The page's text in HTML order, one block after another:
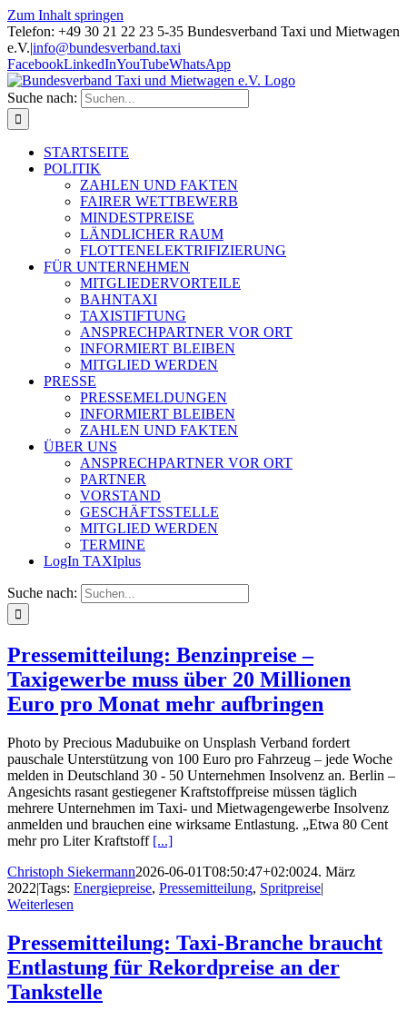
Zum Inhalt springen
Telefon: +49 30 21 22 23 5-35 Bundesverband Taxi und Mietwagen
e.V.|info@bundesverband.taxi
FacebookLinkedInYouTubeWhatsApp
Suche nach:
STARTSEITE
POLITIK
ZAHLEN UND FAKTEN
FAIRER WETTBEWERB
MINDESTPREISE
LÄNDLICHER RAUM
FLOTTENELEKTRIFIZIERUNG
FÜR UNTERNEHMEN
MITGLIEDERVORTEILE
BAHNTAXI
TAXISTIFTUNG
ANSPRECHPARTNER VOR ORT
INFORMIERT BLEIBEN
MITGLIED WERDEN
PRESSE
PRESSEMELDUNGEN
INFORMIERT BLEIBEN
ZAHLEN UND FAKTEN
ÜBER UNS
ANSPRECHPARTNER VOR ORT
PARTNER
VORSTAND
GESCHÄFTSSTELLE
MITGLIED WERDEN
TERMINE
LogIn TAXIplus
Suche nach:
Pressemitteilung: Benzinpreise –
Taxigewerbe muss über 20 Millionen
Euro pro Monat mehr aufbringen
Photo by Precious Madubuike on Unsplash Verband fordert
pauschale Unterstützung von 100 Euro pro Fahrzeug – jede Woche
melden in Deutschland 30 - 50 Unternehmen Insolvenz an. Berlin –
Angesichts rasant gestiegener Kraftstoffpreise müssen täglich
mehrere Unternehmen im Taxi- und Mietwagengewerbe Insolvenz
anmelden und brauchen eine wirksame Entlastung. „Etwa 80 Cent
mehr pro Liter Kraftstoff [...]
Christoph Siekermann2026-06-01T08:50:47+02:0024. März
2022|Tags: Energiepreise, Pressemitteilung, Spritpreise|
Weiterlesen
Pressemitteilung: Taxi-Branche braucht
Entlastung für Rekordpreise an der
Tankstelle